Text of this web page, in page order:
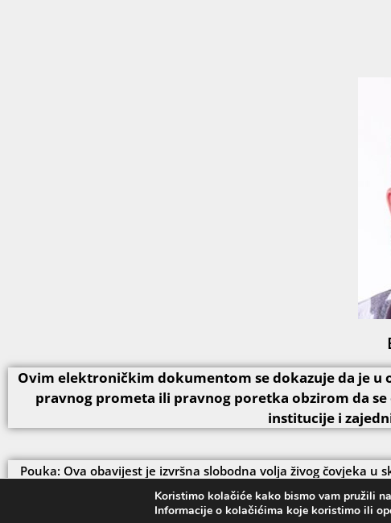
Ovim elektroničkim dokumentom se dokazuje da je u
pravnog prometa ili pravnog poretka obzirom da
institucije i
Pouka: Ova obavijest je izvršna slobodna volja živog čovjeka
upućen prigovor. Djelovanje protiv slobodne volje živog
prema kozmičkom
Koristimo kolačiće kako bismo vam pružili
Informacije o kolačićima koje koristimo ili